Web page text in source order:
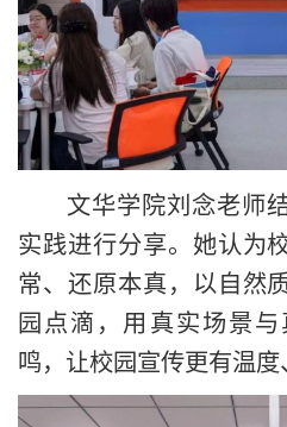
文华学院刘念老师
实践进行分享。她认为
常、还原本真，以自然
园点滴，用真实场景
鸣，让校园宣传更有温度